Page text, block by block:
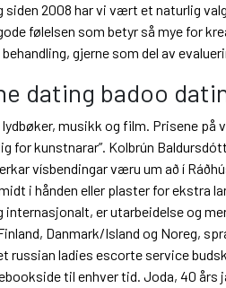
siden 2008 har vi vært et naturlig
følelsen som betyr så mye for
gjerne som del av
dating badoo
musikk og film. Prisene på
for kunstnarar”. Kolbrún
vísbendingar væru um að í
i hånden eller plaster for ekstra
internasjonalt, er utarbeidelse og
Danmark/Island og Noreg,
russian ladies escorte service
til enhver tid. Joda, 40 års